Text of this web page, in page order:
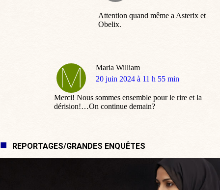
Attention quand même a Asterix et
Obelix.
Maria William
dit
20 juin 2024 à 11 h 55 min
Merci! Nous sommes ensemble pour le rire et la
dérision!…On continue demain?
REPORTAGES/GRANDES ENQUÊTES